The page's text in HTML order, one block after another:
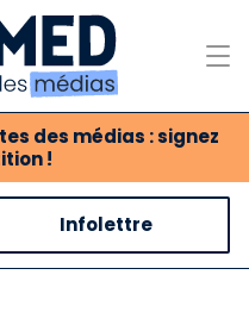
des médias : signez
!
médias
Infolettre